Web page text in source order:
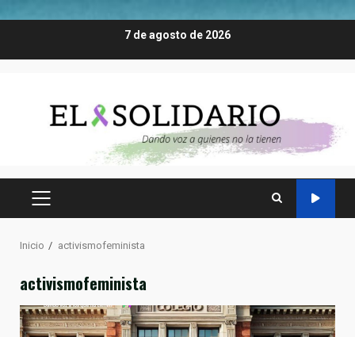
7 de agosto de 2026
MENÚ
Inicio activismofeminista
activismofeminista